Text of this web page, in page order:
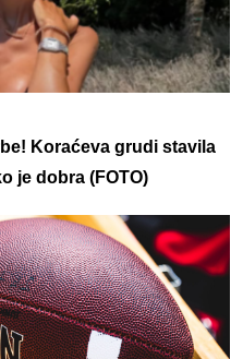
Koraćeva grudi stavila
je dobra (FOTO)